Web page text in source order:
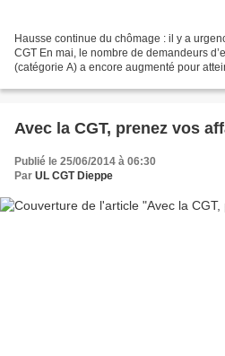
Hausse continue du chômage : il y a
CGT En mai, le nombre de demandeurs
(catégorie A) a encore augmenté pour
Avec la CGT, prenez vos
Publié le 25/06/2014 à 06:30
Par UL CGT Dieppe